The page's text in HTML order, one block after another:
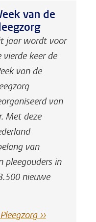
van de
jaar wordt voor
vierde keer de
van de
van
Met deze
van
pleegouders in
nieuwe
››